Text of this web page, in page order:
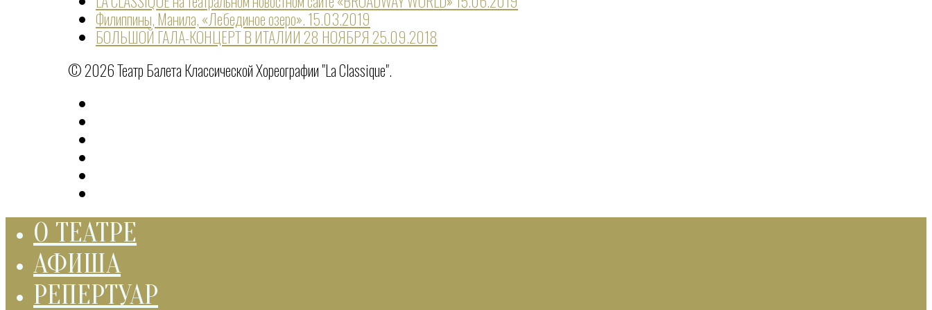
Филиппины, Манила, «Лебединое озеро».15.03.2019
БОЛЬШОЙ ГАЛА-КОНЦЕРТ В ИТАЛИИ 28 НОЯБРЯ25.09.2018
© 2026 Театр Балета Классической Хореографии "La Classique".
О ТЕАТРЕ
АФИША
РЕПЕРТУАР